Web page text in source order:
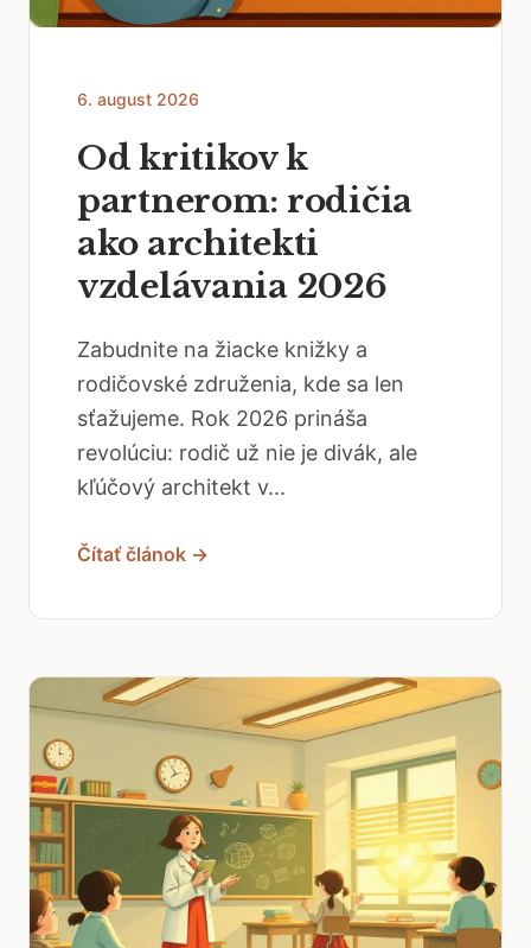
6. august 2026
Od kritikov k
partnerom: rodičia
ako architekti
vzdelávania 2026
Zabudnite na žiacke knižky a
rodičovské združenia, kde sa len
sťažujeme. Rok 2026 prináša
revolúciu: rodič už nie je divák, ale
kľúčový architekt v...
Čítať článok →